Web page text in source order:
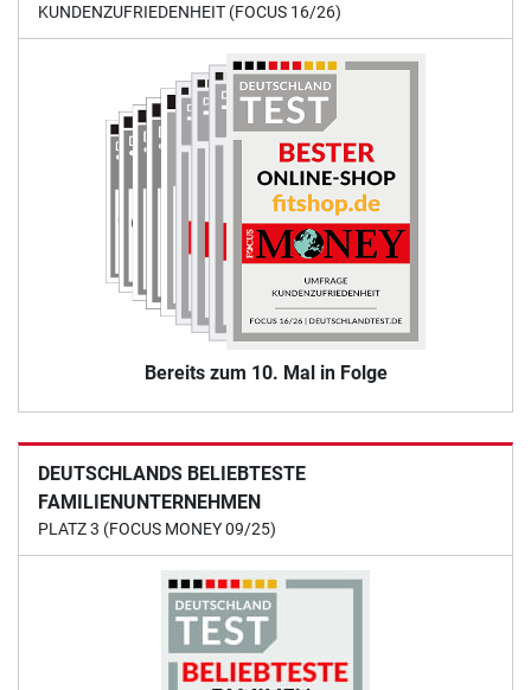
KUNDENZUFRIEDENHEIT (FOCUS 16/26)
Bereits zum 10. Mal in Folge
DEUTSCHLANDS BELIEBTESTE
FAMILIENUNTERNEHMEN
PLATZ 3 (FOCUS MONEY 09/25)